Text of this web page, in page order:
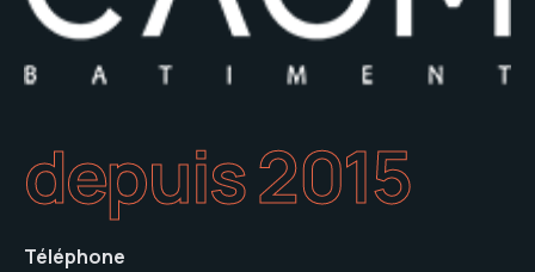
depuis 2015
Téléphone